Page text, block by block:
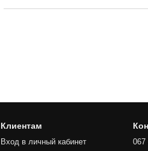
Клиентам
Вход в личный кабинет
067